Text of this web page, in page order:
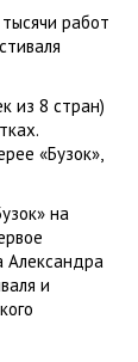
работ
из 8 стран)
«Бузок»,
на
Александра
и